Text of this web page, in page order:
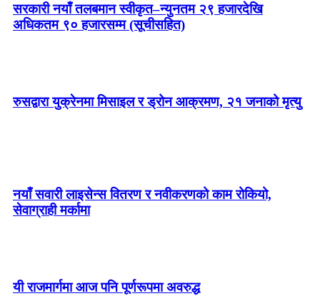
सरकारी नयाँ तलबमान स्वीकृत–न्युनतम २९ हजारदेखि
अधिकतम ९० हजारसम्म (सूचीसहित)
रुसद्वारा युक्रेनमा मिसाइल र ड्रोन आक्रमण, २१ जनाको मृत्यु
नयाँ सवारी लाइसेन्स वितरण र नवीकरणको काम रोकियो,
सेवाग्राही मर्कामा
यी राजमार्गमा आज पनि पूर्णरूपमा अवरुद्ध